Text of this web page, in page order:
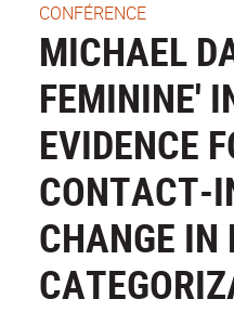
CONFÉRENCE
MICHAEL
FEMININE'
EVIDENCE
CONTACT-
CHANGE